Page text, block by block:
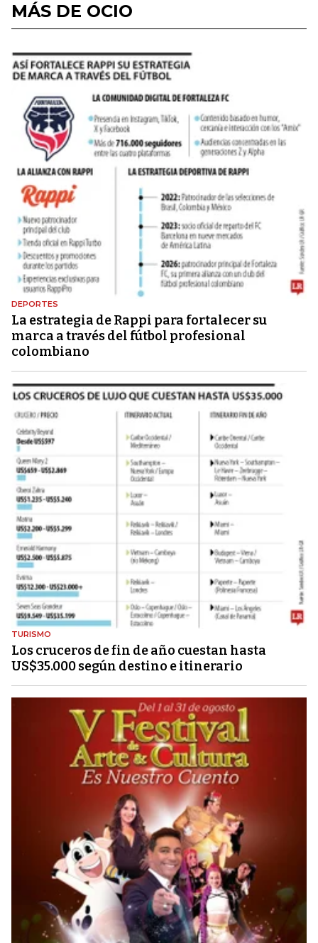
MÁS DE OCIO
DEPORTES
La estrategia de Rappi para fortalecer su
marca a través del fútbol profesional
colombiano
TURISMO
Los cruceros de fin de año cuestan hasta
US$35.000 según destino e itinerario